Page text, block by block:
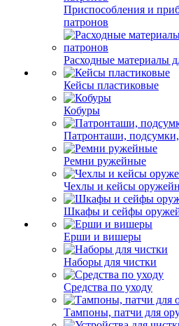
Приспособления и
патронов
Расходные материалы
Кейсы пластиковые
Кобуры
Патронташи,
Ремни ружейные
Чехлы и кейсы
Шкафы и сейфы
Ерши и вишеры
Наборы для чистки
Средства по уходу
Тампоны, патчи для